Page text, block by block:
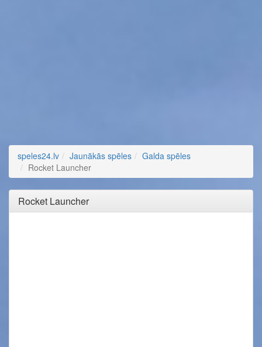
speles24.lv Jaunākās spēles
Galda spēles
Rocket Launcher
Rocket Launcher